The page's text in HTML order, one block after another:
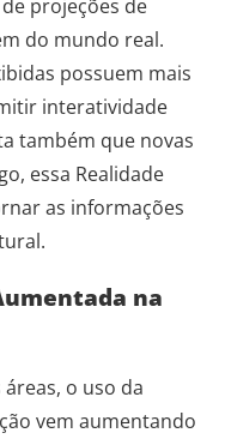
projeções de
do mundo real.
possuem mais
interatividade
também que novas
essa Realidade
as informações
na
o uso da
vem aumentando